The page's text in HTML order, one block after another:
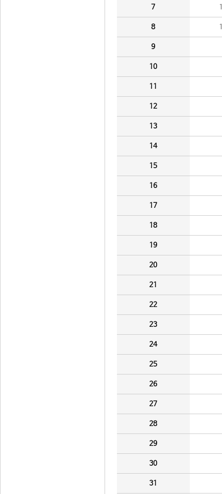
7
8
9
10
11
12
13
14
15
16
17
18
19
20
21
22
23
24
25
26
27
28
29
30
31